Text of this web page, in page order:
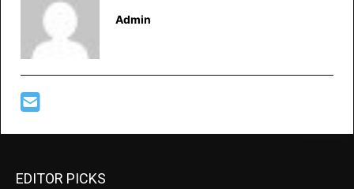
Admin
EDITOR PICKS